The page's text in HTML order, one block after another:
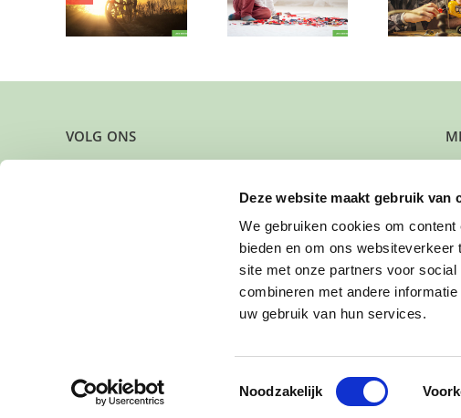
Deze website maakt gebruik van
We gebruiken cookies om
bieden en om ons
site met onze partners voor
combineren met andere
uw gebruik van hun services.
Toestemmingsselectie
Noodzakelijk
wie doet mee?
enthousiaste
sleutelaar?
VOLG ONS
© 2015-2026 Buurtgezinnen | Webrealisatie:KEEK Mix| Beeld:
This website uses cookies to improve your